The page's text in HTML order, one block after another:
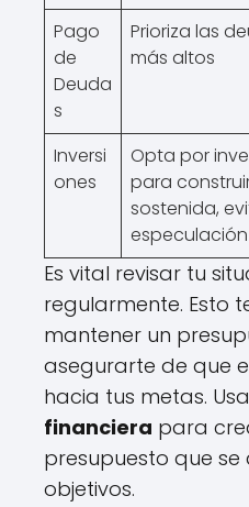
Pago
de
Deuda
s
Prioriza las
más altos
Inversi
ones
Opta por
para
sostenida,
especulación
Es vital revisar tu
regularmente. Esto
mantener un
asegurarte de que
hacia tus metas.
financiera para
presupuesto que se
objetivos.